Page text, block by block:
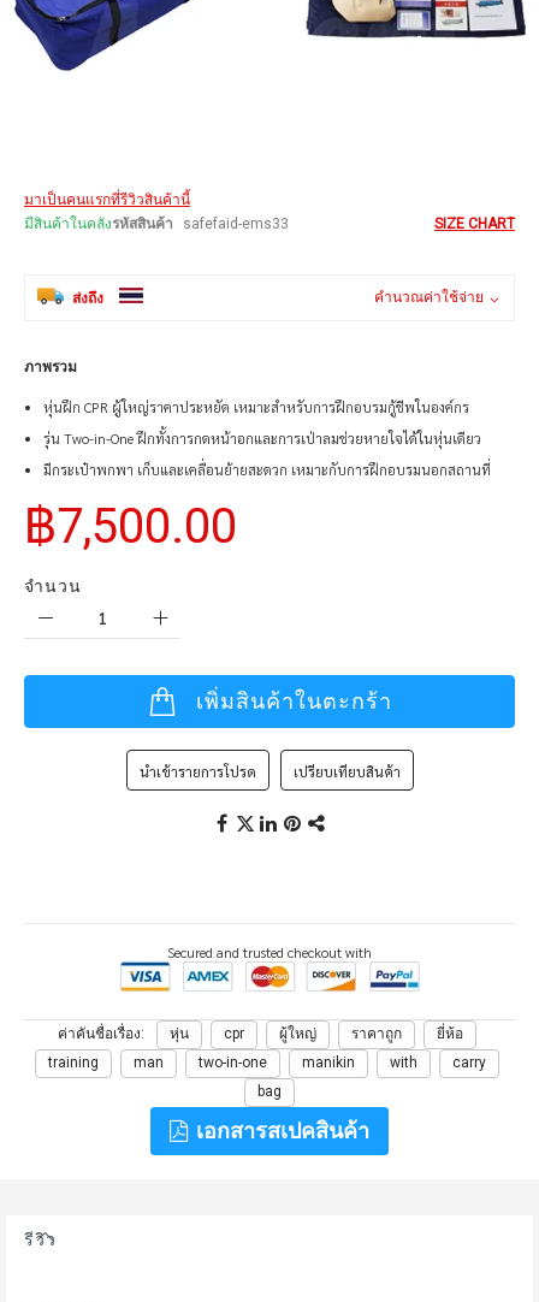
images
มาเป็นคนแรกที่รีวิวสินค้านี้
มีสินค้าในคลังรหัสสินค้า safefaid-ems33 SIZE CHART
ส่งถึง คำนวณค่าใช้จ่าย
ภาพรวม
หุ่นฝึก CPR ผู้ใหญ่ราคาประหยัด เหมาะสำหรับการฝึกอบรมกู้ชีพในองค์กร
รุ่น Two-in-One ฝึกทั้งการกดหน้าอกและการเป่าลมช่วยหายใจได้ในหุ่นเดียว
มีกระเป๋าพกพา เก็บและเคลื่อนย้ายสะดวก เหมาะกับการฝึกอบรมนอกสถานที่
฿7,500.00
จำนวน
เพิ่มสินค้าในตะกร้า
นำเข้ารายการโปรด เปรียบเทียบสินค้า
Secured and trusted checkout with
ค่าคันชื่อเรื่อง หุ่น cpr ผู้ใหญ่ ราคาถูก
ยี่ห้อ
training
man two-in-one manikin with
carry
bag
เอกสารสเปคสินค้า
รีวิว